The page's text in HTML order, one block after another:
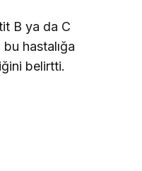
B ya da C
bu hastalığa
belirtti.